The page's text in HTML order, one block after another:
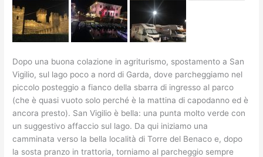
Dopo una buona colazione in agriturismo, spostamento a San
Vigilio, sul lago poco a nord di Garda, dove parcheggiamo nel
piccolo posteggio a fianco della sbarra di ingresso al parco
(che è quasi vuoto solo perché è la mattina di capodanno ed è
ancora presto). San Vigilio è bella: una punta molto verde con
un suggestivo affaccio sul lago. Da qui iniziamo una
camminata verso la bella località di Torre del Benaco e, dopo
la sosta pranzo in trattoria, torniamo al parcheggio sempre